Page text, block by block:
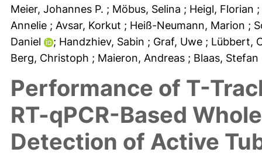
Meier, Johannes P. ; Möbus, Selina ; Heigl, Florian
Annelie ; Avsar, Korkut ; Heiß-Neumann, Marion ;
Daniel
; Handzhiev, Sabin ; Graf, Uwe ; Lübbert,
Berg, Christoph ; Maieron, Andreas ; Blaas,
Performance of T-
RT-qPCR-Based
Detection of Active